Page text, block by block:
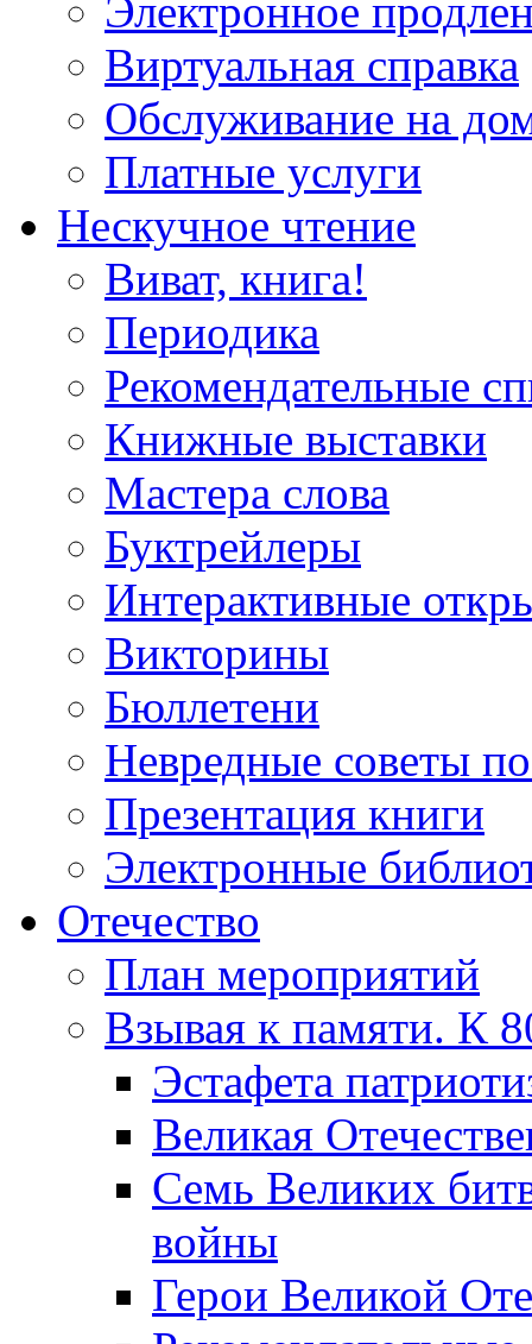
Электронное
Виртуальная справка
Обслуживание на
Платные услуги
Нескучное чтение
Виват, книга!
Периодика
Рекомендательные
Книжные выставки
Мастера слова
Буктрейлеры
Интерактивные
Викторины
Бюллетени
Невредные советы
Презентация книги
Электронные
Отечество
План мероприятий
Взывая к памяти. К
Эcтафета
Великая
Семь Великих
войны
Герои Великой